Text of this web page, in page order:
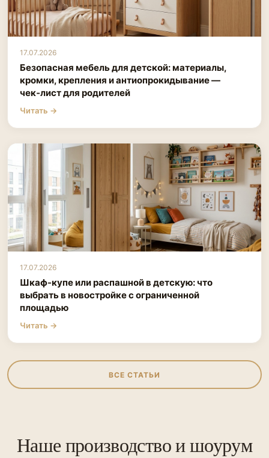
17.07.2026
Безопасная мебель для детской: материалы,
кромки, крепления и антиопрокидывание —
чек‑лист для родителей
Читать →
17.07.2026
Шкаф-купе или распашной в детскую: что
выбрать в новостройке с ограниченной
площадью
Читать →
ВСЕ СТАТЬИ
Наше производство и шоурум